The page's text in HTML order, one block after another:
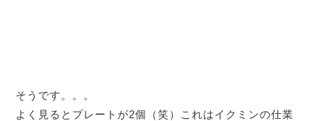
そうです。。。
よく見るとプレートが2個（笑）これはイクミンの仕業